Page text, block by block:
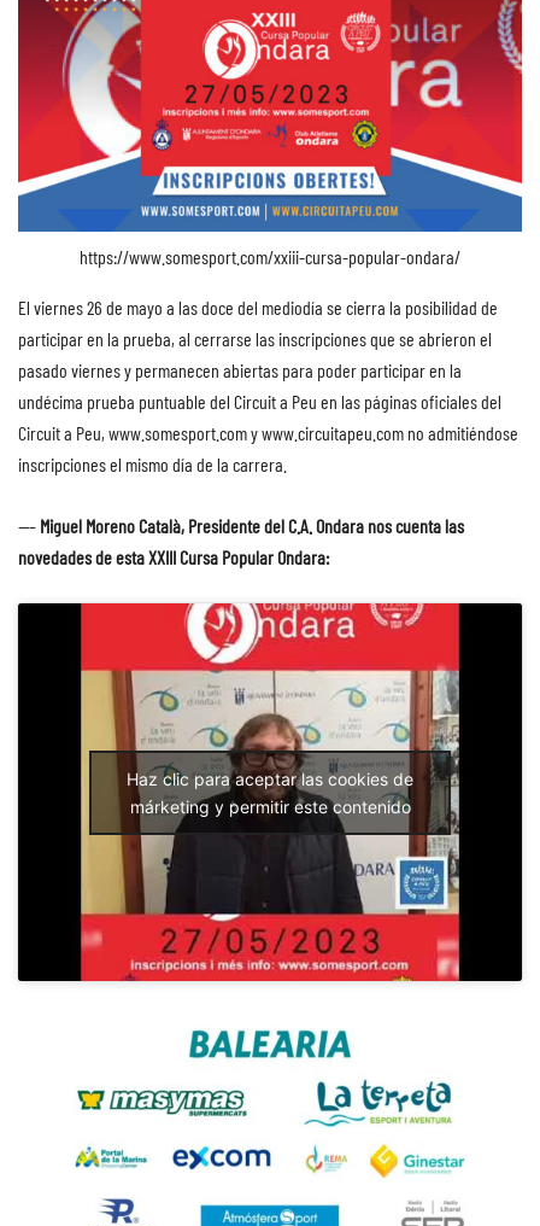
https://www.somesport.com/xxiii-cursa-popular-ondara/
El viernes 26 de mayo a las doce del mediodía se cierra la posibilidad de
participar en la prueba, al cerrarse las inscripciones que se abrieron el
pasado viernes y permanecen abiertas para poder participar en la
undécima prueba puntuable del Circuit a Peu en las páginas oficiales del
Circuit a Peu, www.somesport.comy www.circuitapeu.com no admitiéndose
inscripciones el mismo día de la carrera.
—– Miguel Moreno Català, Presidente del C.A. Ondara nos cuenta las
novedadesde estaXXIII Cursa Popular Ondara:
Haz clic para aceptar las cookies de
márketing y permitir este contenido